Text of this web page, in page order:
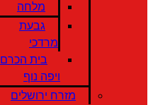
מלחה
גבעת
מרדכי
בית הכרם
ויפה נוף
מזרח ירושלים